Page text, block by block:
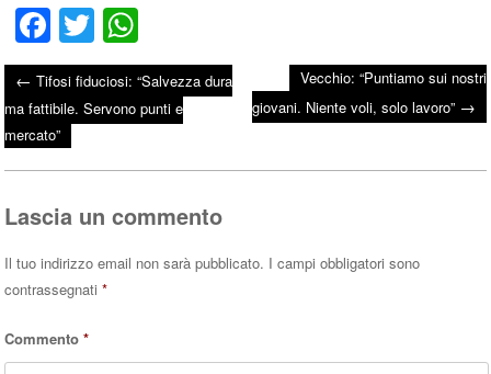
Fa
ce
bo
ok
T
wi
tte
r
ha
ts
A
pp
Post navigation
← Tifosi fiduciosi: “Salvezza dura
ma fattibile. Servono punti e
mercato”
Vecchio: “Puntiamo sui nostri
giovani. Niente voli, solo lavoro” →
Lascia un commento
Il tuo indirizzo email non sarà pubblicato. I campi obbligatori sono
contrassegnati*
Commento*